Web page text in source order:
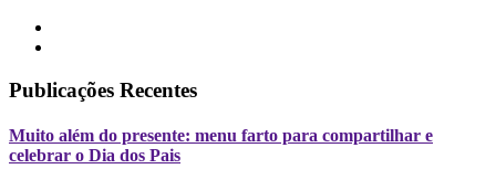
Publicações Recentes
Muito além do presente: menu farto para compartilhar e
celebrar o Dia dos Pais